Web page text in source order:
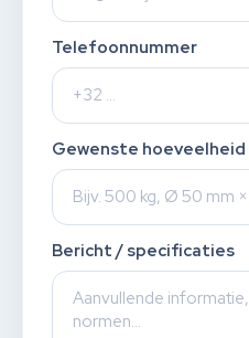
Telefoonnummer
Gewenste hoeveelheid
Bericht / specificaties